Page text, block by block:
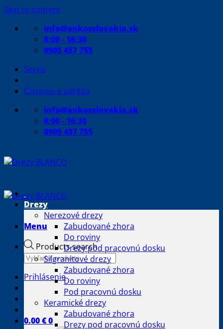
Skip to content
info@ankosslovakia.sk
8:00 - 16:30
0905 457 755
Servis
Čistenie a údržba
info@ankosslovakia.sk
8:00 - 16:30
0905 457 755
Menu
Products search
Prihlásenie
0.00€0
Drezy
Nerezové drezy
Zabudované zhora
Do roviny
Drezy pod pracovnú dosku
Silgranitové drezy
Zabudované zhora
Do roviny
Pod pracovnú dosku
Keramické drezy
Zabudované zhora
Drezy pod pracovnú dosku